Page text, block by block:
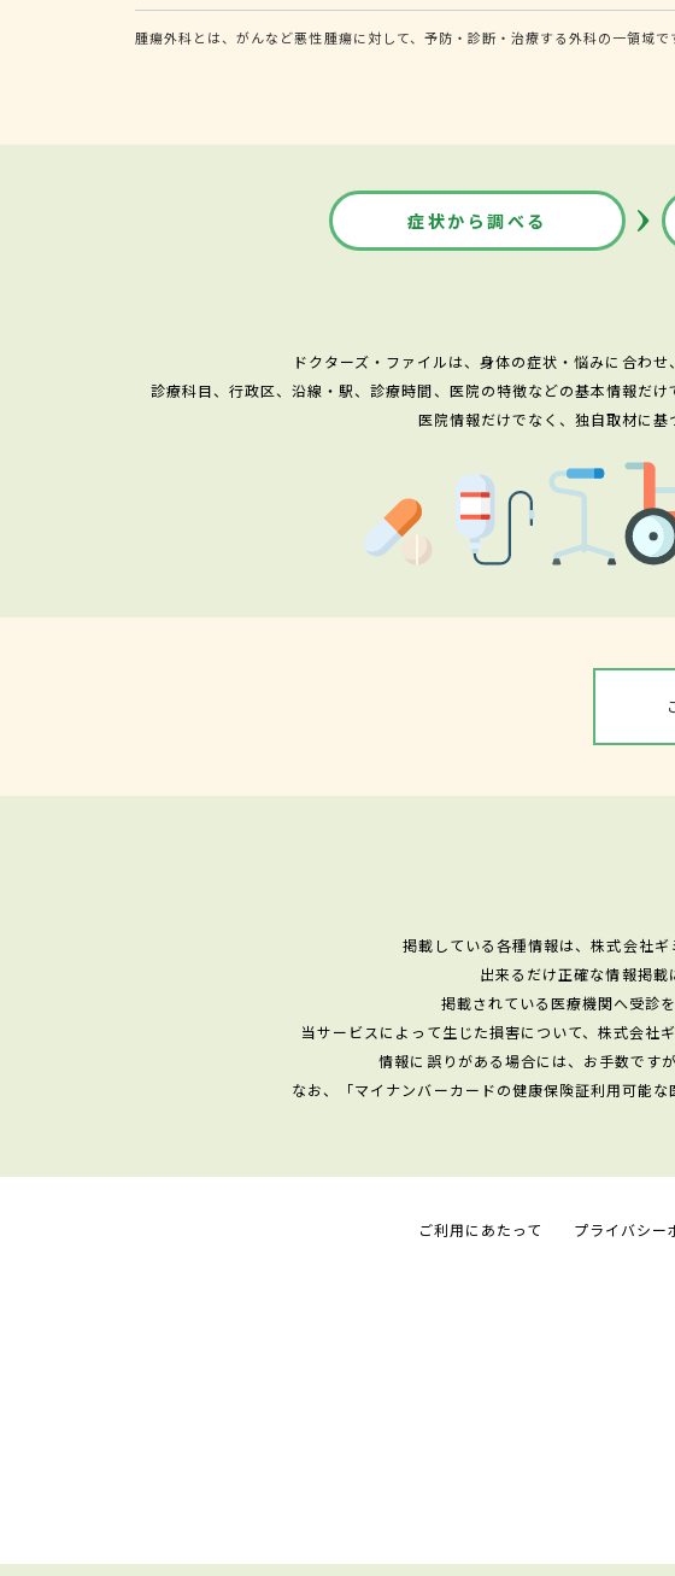
腫瘍外科とは、がんなど悪性腫瘍に対して、予防・診断・治療する外科の一領域で
症状から調べる
ドクターズ・ファイルは、身体の症状・悩みに合わ
診療科目、行政区、沿線・駅、診療時間、医院の特徴などの基本情報だ
医院情報だけでなく、独自取材に基
掲載している各種情報は、株式会社
出来るだけ正確な情報掲載
掲載されている医療機関へ受診
当サービスによって生じた損害について、株式会社
情報に誤りがある場合には、お手数です
なお、「マイナンバーカードの健康保険証利用可能
ご利用にあたって プライバシー